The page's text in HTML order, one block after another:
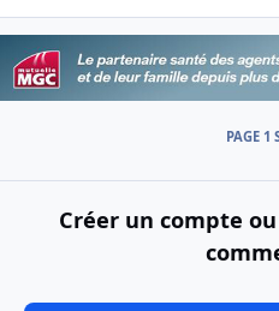
PAGE 1
Créer un compte